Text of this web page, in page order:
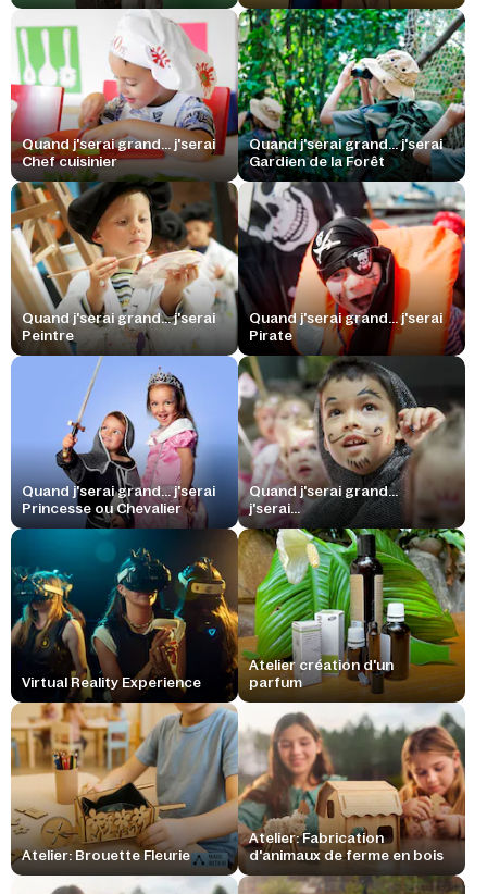
Quand j'serai grand... j'serai
Chef cuisinier
Quand j'serai grand... j'serai
Gardien de la Forêt
Quand j'serai grand... j'serai
Peintre
Quand j'serai grand... j'serai
Pirate
Quand j'serai grand... j'serai
Princesse ou Chevalier
Quand j'serai grand...
j'serai...
Virtual Reality Experience
Atelier création d'un
parfum
Atelier: Brouette Fleurie
Atelier: Fabrication
d'animaux de ferme en bois